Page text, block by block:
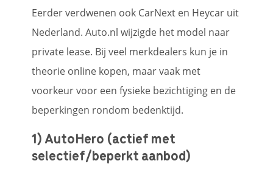
Eerder verdwenen ook CarNext en Heycar uit
Nederland. Auto.nl wijzigde het model naar
private lease. Bij veel merkdealers kun je in
theorie online kopen, maar vaak met
voorkeur voor een fysieke bezichtiging en de
beperkingen rondom bedenktijd.
1) AutoHero (actief met
selectief/beperkt aanbod)